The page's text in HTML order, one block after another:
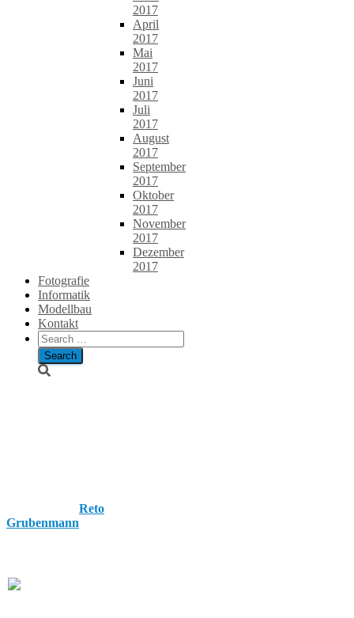
2017
April
2017
Mai
2017
Juni
2017
Juli
2017
August
2017
September
2017
Oktober
2017
November
2017
Dezember
2017
Fotografie
Informatik
Modellbau
Kontakt
Search
for:
Reto
Grubenmann